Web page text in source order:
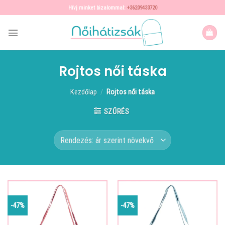
to
content
Hívj minket bizalommal: +36209433720
Rojtos női táska
Kezdőlap / Rojtos női táska
SZŰRÉS
-47% -47%